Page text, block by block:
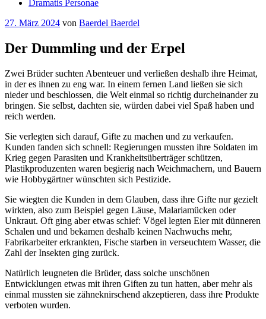
Dramatis Personae
Veröffentlicht
27. März 2024 von Baerdel Baerdel
Der Dummling und der Erpel
Zwei Brüder suchten Abenteuer und verließen deshalb ihre Heimat,
in der es ihnen zu eng war. In einem fernen Land ließen sie sich
nieder und beschlossen, die Welt einmal so richtig durcheinander zu
bringen. Sie selbst, dachten sie, würden dabei viel Spaß haben und
reich werden.
Sie verlegten sich darauf, Gifte zu machen und zu verkaufen.
Kunden fanden sich schnell: Regierungen mussten ihre Soldaten im
Krieg gegen Parasiten und Krankheitsüberträger schützen,
Plastikproduzenten waren begierig nach Weichmachern, und Bauern
wie Hobbygärtner wünschten sich Pestizide.
Sie wiegten die Kunden in dem Glauben, dass ihre Gifte nur gezielt
wirkten, also zum Beispiel gegen Läuse, Malariamücken oder
Unkraut. Oft ging aber etwas schief: Vögel legten Eier mit dünneren
Schalen und und bekamen deshalb keinen Nachwuchs mehr,
Fabrikarbeiter erkrankten, Fische starben in verseuchtem Wasser, die
Zahl der Insekten ging zurück.
Natürlich leugneten die Brüder, dass solche unschönen
Entwicklungen etwas mit ihren Giften zu tun hatten, aber mehr als
einmal mussten sie zähneknirschend akzeptieren, dass ihre Produkte
verboten wurden.